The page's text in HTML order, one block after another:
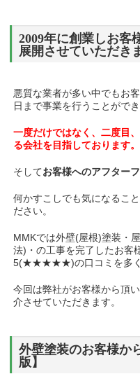
2009年に創業しお客
展開させていただき
悪質な業者が多い中でもお
日まで事業を行うことができ
一度だけではなく、二度目
る会社を目指しております。
そしてお客様へのアフター
何かすこしでも気になるこ
ださい。
MMKでは外壁(屋根)塗装・
法)・の工事を完了したお客
5(★★★★★)の口コミを多く
今回は弊社がお客様から頂
介させていただきます。
外壁塗装のお客様か
版】